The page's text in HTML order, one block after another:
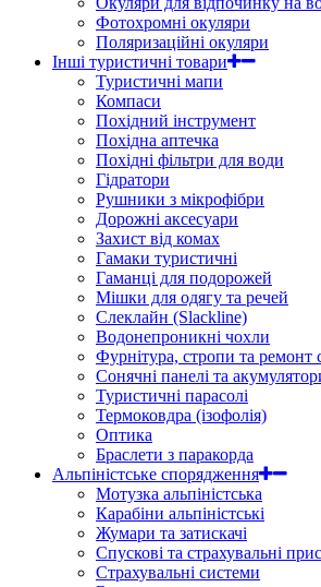
Фотохромні окуляри
Поляризаційні окуляри
Інші туристичні товари
Туристичні мапи
Компаси
Похідний інструмент
Похідна аптечка
Похідні фільтри для води
Гідратори
Рушники з мікрофібри
Дорожні аксесуари
Захист від комах
Гамаки туристичні
Гаманці для подорожей
Мішки для одягу та речей
Слеклайн (Slackline)
Водонепроникні чохли
Фурнітура, стропи та ремонт
Сонячні панелі та
Туристичні парасолі
Термоковдра (ізофолія)
Оптика
Браслети з паракорда
Альпіністське спорядження
Мотузка альпіністська
Карабіни альпіністські
Жумари та затискачі
Спускові та страхувальні
Страхувальні системи